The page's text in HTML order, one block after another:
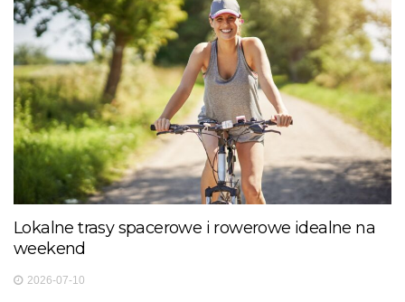
Lokalne trasy spacerowe i rowerowe idealne na
weekend
2026-07-10